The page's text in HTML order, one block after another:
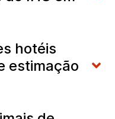
hotéis
estimação